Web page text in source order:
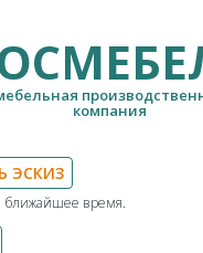
компания
ЭСКИЗ
ближайшее время.